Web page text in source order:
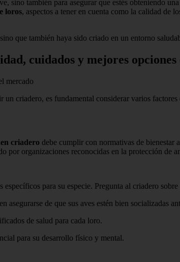
también para asegurar que estés obteniendo
loros, aspectos a tener en cuenta como la calidad de
que también haya sido criado en un entorno
cuidados y mejores
mercado
criadero, es fundamental considerar varios
criadero debe cumplir con normativas de
por organizaciones reconocidas en la protección de
para su especie. Pregunta al criadero
de que sus aves estén bien socializadas
de salud para cada loro.
para su desarrollo físico y mental.